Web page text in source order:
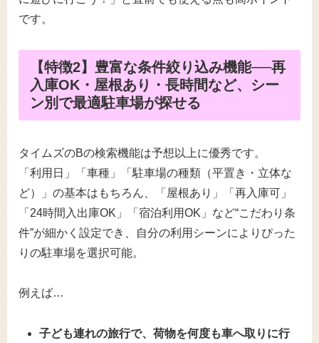
です。
【特徴2】豊富な条件絞り込み機能──再
入庫OK・屋根あり・長時間など、シー
ン別で最適駐車場が探せる
タイムズのBの検索機能は予想以上に優秀です。
「利用日」「車種」「駐車場の種類（平置き・立体な
ど）」の基本はもちろん、「屋根あり」「再入庫可」
「24時間入出庫OK」「宿泊利用OK」など“こだわり条
件”が細かく設定でき、自分の利用シーンによりぴった
りの駐車場を選択可能。
例えば…
子ども連れの旅行で、荷物を何度も車へ取りに行